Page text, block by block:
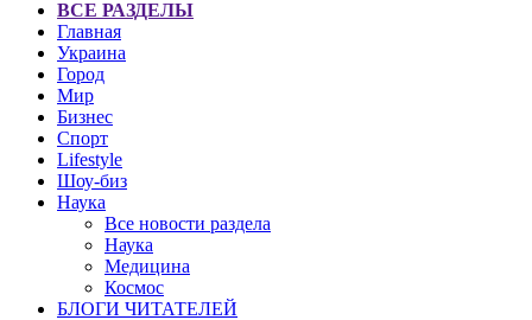
ВСЕ РАЗДЕЛЫ
Главная
Украина
Город
Мир
Бизнес
Спорт
Lifestyle
Шоу-биз
Наука
Все новости раздела
Наука
Медицина
Космос
БЛОГИ ЧИТАТЕЛЕЙ